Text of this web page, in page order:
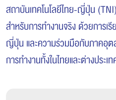
สถาบันเทคโนโลยีไทย-ญี่ปุ่น
สำหรับการทำงานจริง ด้วยการเ
ญี่ปุ่น และความร่วมมือกับภาคอุต
การทำงานทั้งในไทยและต่างประเ